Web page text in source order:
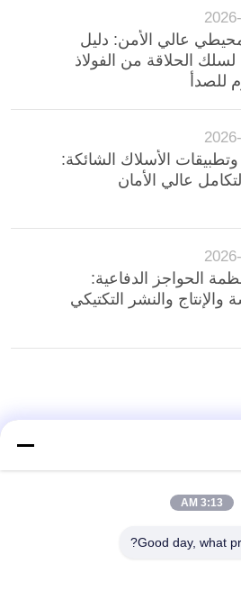
عالي الأمن: دليل
الحلاقة من الفولاذ
للصدأ
الأسلاك الشائكة:
عالي الأمان
الحواجز الدفاعية:
والإنتاج والنشر التكتيكي
3:13 AM
Good day, what